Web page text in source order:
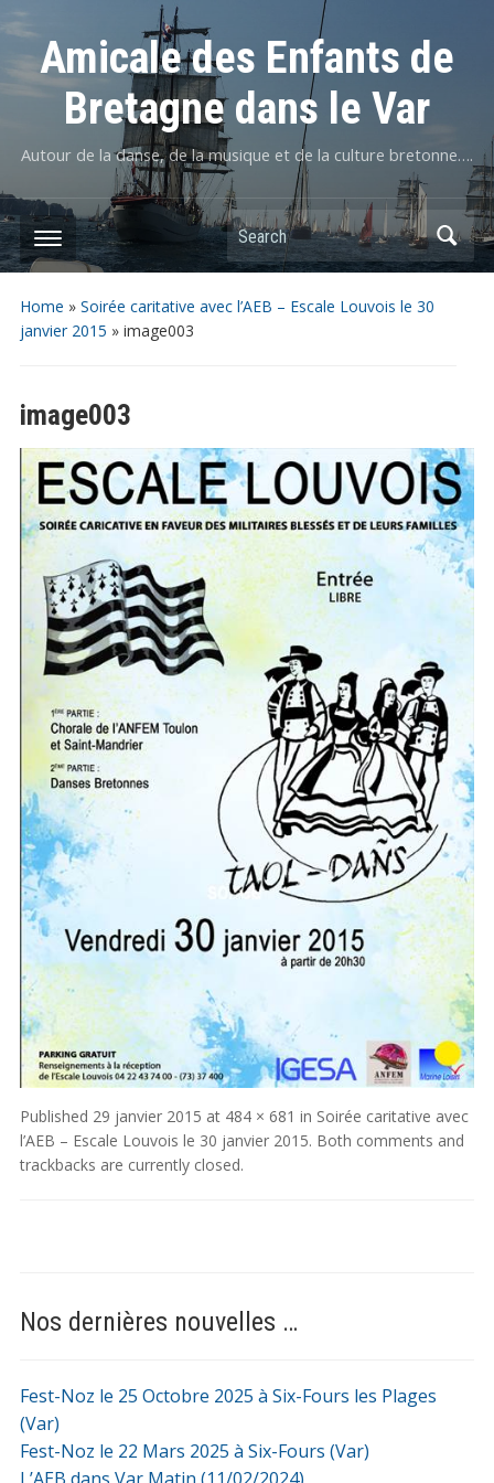
Amicale des Enfants de
Bretagne dans le Var
Autour de la danse, de la musique et de la culture bretonne….
Home » Soirée caritative avec l’AEB – Escale Louvois le 30
janvier 2015 » image003
image003
Published 29 janvier 2015 at 484 × 681 in Soirée caritative avec
l’AEB – Escale Louvois le 30 janvier 2015. Both comments and
trackbacks are currently closed.
Nos dernières nouvelles …
Fest-Noz le 25 Octobre 2025 à Six-Fours les Plages
(Var)
Fest-Noz le 22 Mars 2025 à Six-Fours (Var)